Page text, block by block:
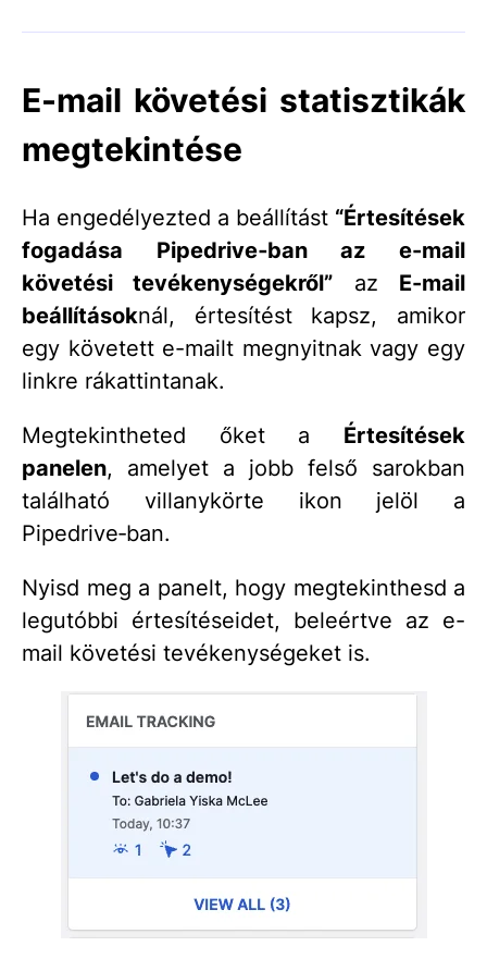
E-mail követési statisztikák
megtekintése
Ha engedélyezted a beállítást “Értesítések
fogadása Pipedrive‑ban az e-mail
követési tevékenységekről” az E-mail
beállításoknál, értesítést kapsz, amikor
egy követett e-mailt megnyitnak vagy egy
linkre rákattintanak.
Megtekintheted őket a Értesítések
panelen, amelyet a jobb felső sarokban
található villanykörte ikon jelöl a
Pipedrive‑ban.
Nyisd meg a panelt, hogy megtekinthesd a
legutóbbi értesítéseidet, beleértve az e-
mail követési tevékenységeket is.